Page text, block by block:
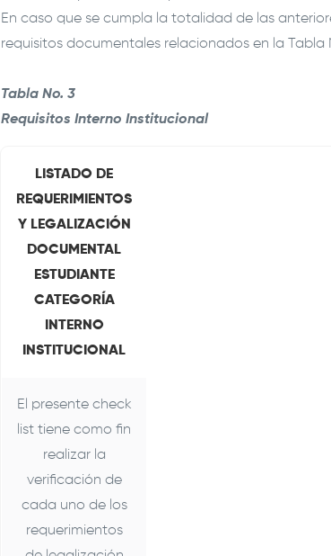
En caso que se cumpla la totalidad de las
requisitos documentales relacionados en la Tabla
Tabla No. 3
Requisitos Interno Institucional
LISTADO DE
REQUERIMIENTOS
Y LEGALIZACIÓN
DOCUMENTAL
ESTUDIANTE
CATEGORÍA
INTERNO
INSTITUCIONAL
El presente check
list tiene como fin
realizar la
verificación de
cada uno de los
requerimientos